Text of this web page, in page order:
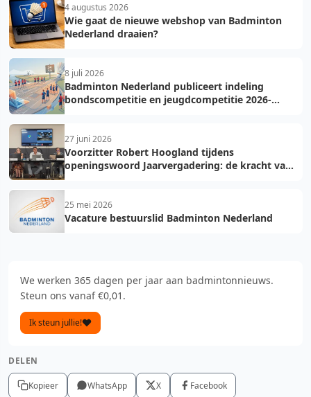
4 augustus 2026
Wie gaat de nieuwe webshop van Badminton
Nederland draaien?
8 juli 2026
Badminton Nederland publiceert indeling
bondscompetitie en jeugdcompetitie 2026-
27 juni 2026
Voorzitter Robert Hoogland tijdens
openingswoord Jaarvergadering: de kracht van
25 mei 2026
Vacature bestuurslid Badminton Nederland
We werken 365 dagen per jaar aan badmintonnieuws.
Steun ons vanaf €0,01.
Ik steun jullie!
DELEN
Kopieer WhatsApp X Facebook